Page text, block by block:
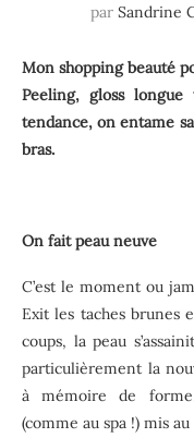
par Sandrine
Mon shopping beauté
Peeling, gloss longue
tendance, on entame
bras.
On fait peau neuve
C’est le moment ou
Exit les taches brunes
coups, la peau
particulièrement la
à mémoire de
(comme au spa !) mis